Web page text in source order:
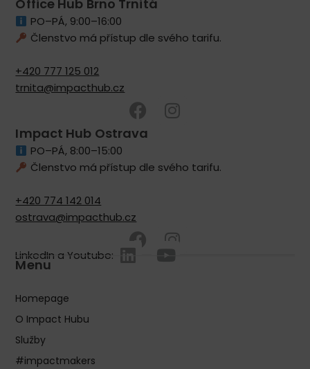
Office Hub Brno Trnitá
PO–PÁ, 9:00–16:00
Členstvo má přístup dle svého tarifu.
+420 777 125 012
trnita@impacthub.cz
Impact Hub Ostrava
PO–PÁ, 8:00–15:00
Členstvo má přístup dle svého tarifu.
+420 774 142 014
ostrava@impacthub.cz
LinkedIn a Youtube:
Menu
Homepage
O Impact Hubu
Služby
#impactmakers